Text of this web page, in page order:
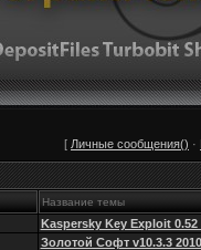
[ Личные сообщения() ·
Название темы
Kaspersky Key Exploit 0.52
Золотой Софт v10.3.3 2010